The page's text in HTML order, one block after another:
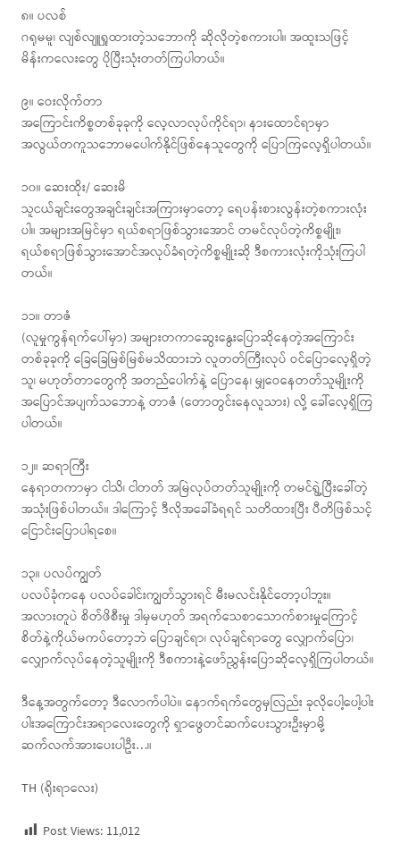
၈။ ပလစ်
ဂရုမမူ၊ လျစ်လျူရှုထားတဲ့သဘောကို ဆိုလိုတဲ့စကားပါ။ အထူးသဖြင့်
မိန်းကလေးတွေ ပိုပြီးသုံးတတ်ကြပါတယ်။
၉။ ဝေးလိုက်တာ
အကြောင်းကိစ္စတစ်ခုခုကို လေ့လာလုပ်ကိုင်ရာ၊ နားထောင်ရာမှာ
အလွယ်တကူသဘောမပေါက်နိုင်ဖြစ်နေသူတွေကို ပြောကြလေ့ရှိပါတယ်။
၁၀။ ဆေးထိုး/ ဆေးမိ
သူငယ်ချင်းတွေအချင်းချင်းအကြားမှာတော့ ရေပန်းစားလွန်းတဲ့စကားလုံး
ပါ။ အများအမြင်မှာ ရယ်စရာဖြစ်သွားအောင် တမင်လုပ်တဲ့ကိစ္စမျိုး၊
ရယ်စရာဖြစ်သွားအောင်အလုပ်ခံရတဲ့ကိစ္စမျိုးဆို ဒီစကားလုံးကိုသုံးကြပါ
တယ်။
၁၁။ တာဇံ
(လူမှုကွန်ရက်ပေါ်မှာ) အများတကာဆွေးနွေးပြောဆိုနေတဲ့အကြောင်း
တစ်ခုခုကို ခြေခြေမြစ်မြစ်မသိထားဘဲ လူတတ်ကြီးလုပ် ဝင်ပြောလေ့ရှိတဲ့
သူ၊ မဟုတ်တာတွေကို အတည်ပေါက်နဲ့ ပြောနေ၊ မျှဝေနေတတ်သူမျိုးကို
အပြောင်အပျက်သဘောနဲ့ တာဇံ (တောတွင်းနေလူသား) လို့ ခေါ်လေ့ရှိကြ
ပါတယ်။
၁၂။ ဆရာကြီး
နေရာတကာမှာ ငါသိ၊ ငါတတ် အမြဲလုပ်တတ်သူမျိုးကို တမင်ရွဲ့ပြီးခေါ်တဲ့
အသုံးဖြစ်ပါတယ်။ ဒါကြောင့် ဒီလိုအခေါ်ခံရရင် သတိထားပြီး ပီတိဖြစ်သင့်
ငြောင်းပြောပါရစေ။
၁၃။ ပလပ်ကျွတ်
ပလပ်ခုံကနေ ပလပ်ခေါင်းကျွတ်သွားရင် မီးမလင်းနိုင်တော့ပါဘူး။
အလားတူပဲ စိတ်ဖိစီးမှု ဒါမှမဟုတ် အရက်သေစာသောက်စားမှုကြောင့်
စိတ်နဲ့ကိုယ်မကပ်တော့ဘဲ ပြောချင်ရာ၊ လုပ်ချင်ရာတွေ လျှောက်ပြော၊
လျှောက်လုပ်နေတဲ့သူမျိုးကို ဒီစကားနဲ့ဖော်ညွှန်းပြောဆိုလေ့ရှိကြပါတယ်။
ဒီနေ့အတွက်တော့ ဒီလောက်ပါပဲ။ နောက်ရက်တွေမှလြည်း ခုလိုပေါ့ပေါ့ပါး
ပါးအကြောင်းအရာလေးတွေကို ရှာဖွေတင်ဆက်ပေးသွားဦးမှာမို့
ဆက်လက်အားပေးပါဦး…။
TH (ရိုးရာလေး)
Post Views: 11,012